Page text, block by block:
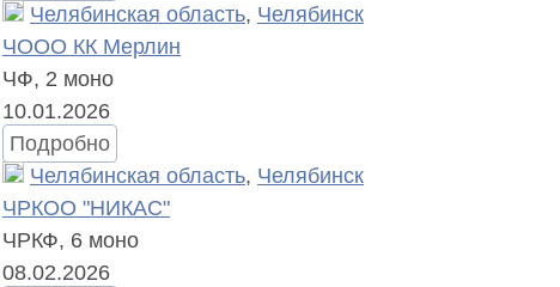
Челябинская область, Челябинск
ЧООО КК Мерлин
ЧФ, 2 моно
10.01.2026
Подробно
Челябинская область, Челябинск
ЧРКОО "НИКАС"
ЧРКФ, 6 моно
08.02.2026